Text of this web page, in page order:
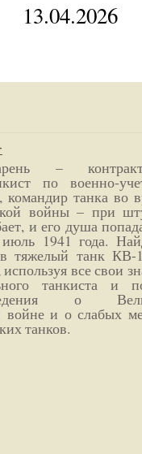
13.04.2026
–
по военно-
командир танка во
войны – при
и его душа
1941 года.
тяжелый танк
все свои
танкиста и
о
войне и о слабых
танков.